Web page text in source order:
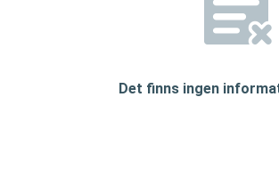
Det finns ingen